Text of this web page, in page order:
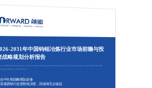
2031年中国钨钼冶炼行业市场前瞻与投
战略规划分析报告
of Market Prospective and Investment Strategy Planning Analysis on China Tungsten and Molybdenum
Industry（2026-2031）
中长期战略规划必备
度调研行业形势就决策，回报将无从谈起